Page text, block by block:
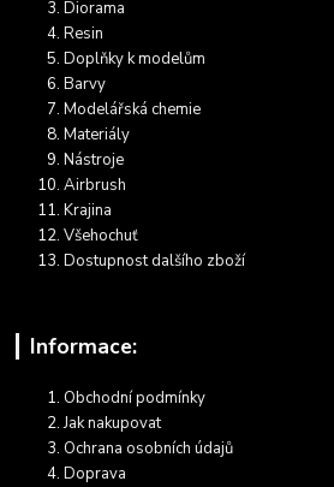
Diorama
Resin
Doplňky k modelům
Barvy
Modelářská chemie
Materiály
Nástroje
Airbrush
Krajina
Všehochuť
Dostupnost dalšího zboží
Informace:
Obchodní podmínky
Jak nakupovat
Ochrana osobních údajů
Doprava